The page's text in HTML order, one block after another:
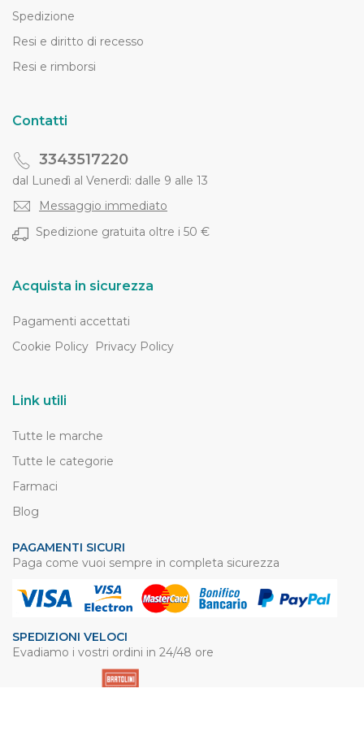
Spedizione
Resi e diritto di recesso
Resi e rimborsi
Contatti
3343517220
dal Lunedì al Venerdì: dalle 9 alle 13
Messaggio immediato
Spedizione gratuita oltre i 50 €
Acquista in sicurezza
Pagamenti accettati
Cookie Policy Privacy Policy
Link utili
Tutte le marche
Tutte le categorie
Farmaci
Blog
PAGAMENTI SICURI
Paga come vuoi sempre in completa sicurezza
SPEDIZIONI VELOCI
Evadiamo i vostri ordini in 24/48 ore